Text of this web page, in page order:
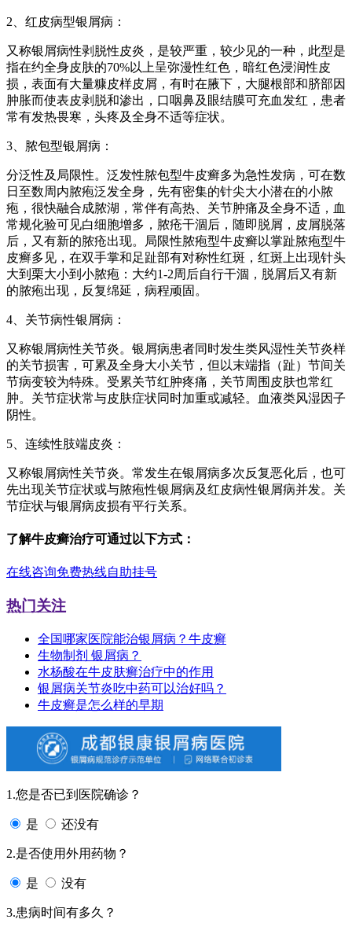
2、红皮病型银屑病：
又称银屑病性剥脱性皮炎，是较严重，较少见的一种，此型是
指在约全身皮肤的70%以上呈弥漫性红色，暗红色浸润性皮
损，表面有大量糠皮样皮屑，有时在腋下，大腿根部和脐部因
肿胀而使表皮剥脱和渗出，口咽鼻及眼结膜可充血发红，患者
常有发热畏寒，头疼及全身不适等症状。
3、脓包型银屑病：
分泛性及局限性。泛发性脓包型牛皮癣多为急性发病，可在数
日至数周内脓疱泛发全身，先有密集的针尖大小潜在的小脓
疱，很快融合成脓湖，常伴有高热、关节肿痛及全身不适，血
常规化验可见白细胞增多，脓疮干涸后，随即脱屑，皮屑脱落
后，又有新的脓疮出现。局限性脓疱型牛皮癣以掌趾脓疱型牛
皮癣多见，在双手掌和足趾部有对称性红斑，红斑上出现针头
大到栗大小到小脓疱：大约1-2周后自行干涸，脱屑后又有新
的脓疱出现，反复绵延，病程顽固。
4、关节病性银屑病：
又称银屑病性关节炎。银屑病患者同时发生类风湿性关节炎样
的关节损害，可累及全身大小关节，但以末端指（趾）节间关
节病变较为特殊。受累关节红肿疼痛，关节周围皮肤也常红
肿。关节症状常与皮肤症状同时加重或减轻。血液类风湿因子
阴性。
5、连续性肢端皮炎：
又称银屑病性关节炎。常发生在银屑病多次反复恶化后，也可
先出现关节症状或与脓疱性银屑病及红皮病性银屑病并发。关
节症状与银屑病皮损有平行关系。
了解牛皮癣治疗可通过以下方式：
在线咨询免费热线自助挂号
热门关注
全国哪家医院能治银屑病？牛皮癣
生物制剂 银屑病？
水杨酸在牛皮肤癣治疗中的作用
银屑病关节炎吃中药可以治好吗？
牛皮癣是怎么样的早期
1.您是否已到医院确诊？
是 还没有
2.是否使用外用药物？
是 没有
3.患病时间有多久？